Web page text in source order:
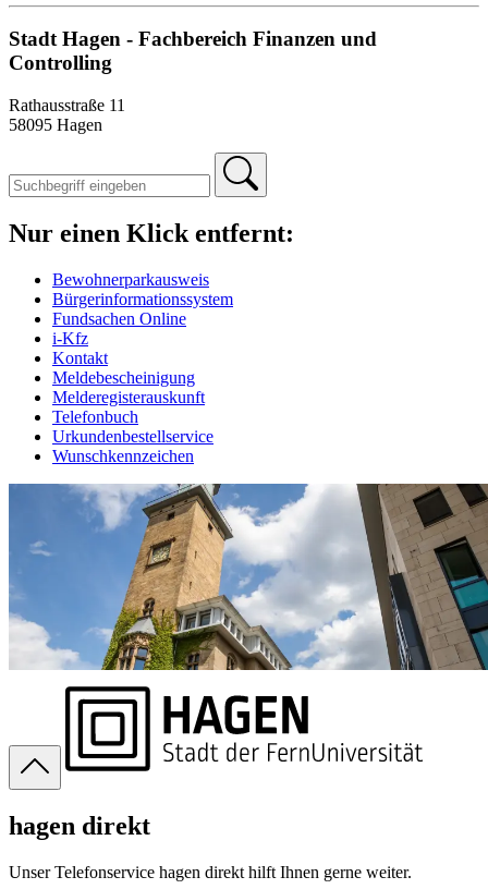
Stadt Hagen - Fachbereich Finanzen und
Controlling
Rathausstraße 11
58095 Hagen
Nur einen Klick entfernt:
Bewohnerparkausweis
Bürgerinformationssystem
Fundsachen Online
i-Kfz
Kontakt
Meldebescheinigung
Melderegisterauskunft
Telefonbuch
Urkundenbestellservice
Wunschkennzeichen
hagen direkt
Unser Telefonservice hagen direkt hilft Ihnen gerne weiter.